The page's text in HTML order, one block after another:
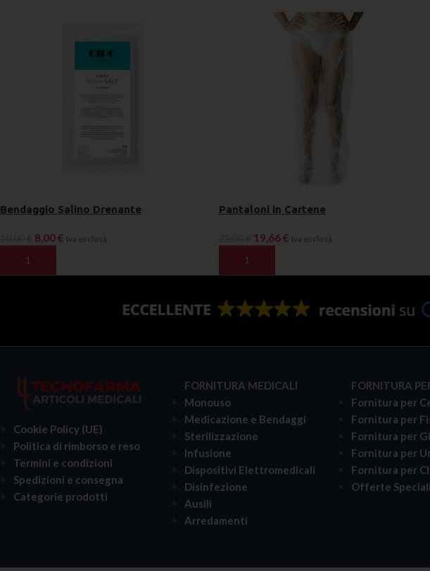
Bendaggio Salino Drenante
8,00€ Iva esclusa
AGGIUNGI AL CARRELLO
Pantaloni in Cartene
19,66€ Iva esclusa
AGGIUNGI AL CARRELLO
Cookie Policy (UE)
Politica di rimborso e reso
Termini e condizioni
Spedizioni e consegna
Categorie prodotti
FORNITURA MEDICALI
Monouso
Medicazione e Bendaggi
Sterilizzazione
Infusione
Dispositivi Elettromedicali
Disinfezione
Ausili
Arredamenti
FORNITURA
Fornitura per
Fornitura per
Fornitura per
Fornitura per
Fornitura per
Offerte Speciali